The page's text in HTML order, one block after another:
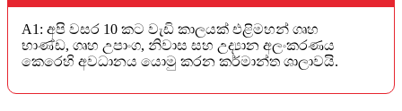
A1: අපි වසර 10 කට වැඩි කාලයක් එළිමහන් ගෘහ
භාණ්ඩ, ගෘහ උපාංග, නිවාස සහ උද්‍යාන අලංකරණය
කෙරෙහි අවධානය යොමු කරන කර්මාන්ත ශාලාවයි.